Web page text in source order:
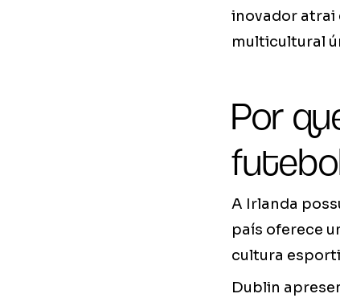
inovador atrai
multicultural
Por
A Irlanda
país oferece
cultura
Dublin